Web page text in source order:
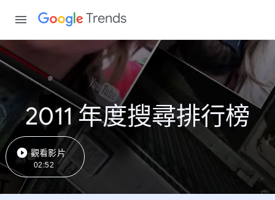
Trends
2011 年度搜尋排行榜
觀看影片
02:52